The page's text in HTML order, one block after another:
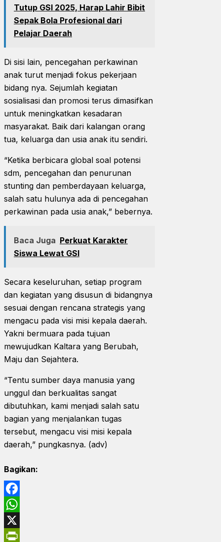
Tutup GSI 2025, Harap Lahir Bibit
Sepak Bola Profesional dari
Pelajar Daerah
Di sisi lain, pencegahan perkawinan
anak turut menjadi fokus pekerjaan
bidang nya. Sejumlah kegiatan
sosialisasi dan promosi terus dimasifkan
untuk meningkatkan kesadaran
masyarakat. Baik dari kalangan orang
tua, keluarga dan usia anak itu sendiri.
“Ketika berbicara global soal potensi
sdm, pencegahan dan penurunan
stunting dan pemberdayaan keluarga,
salah satu hulunya ada di pencegahan
perkawinan pada usia anak,” bebernya.
Baca Juga Perkuat Karakter
Siswa Lewat GSI
Secara keseluruhan, setiap program
dan kegiatan yang disusun di bidangnya
sesuai dengan rencana strategis yang
mengacu pada visi misi kepala daerah.
Yakni bermuara pada tujuan
mewujudkan Kaltara yang Berubah,
Maju dan Sejahtera.
“Tentu sumber daya manusia yang
unggul dan berkualitas sangat
dibutuhkan, kami menjadi salah satu
bagian yang menjalankan tugas
tersebut, mengacu visi misi kepala
daerah,” pungkasnya. (adv)
Bagikan:
Facebook
WhatsApp
X